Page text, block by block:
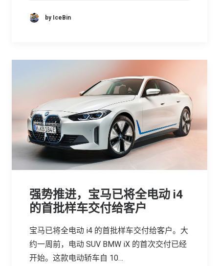
by IceBin
强势推进，宝马已将全电动 i4
的首批样车交付给客户
宝马已将全电动 i4 的首批样车交付给客户。大
约一周前，电动 SUV BMW iX 的首次交付已经
开始。这款电动轿车自 10…